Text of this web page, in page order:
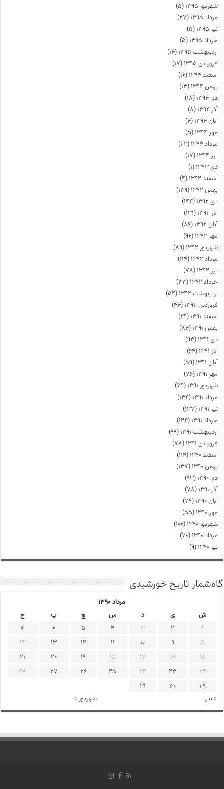
شهریور ۱۳۹۵
(۵)
مرداد ۱۳۹۵
(۲۷)
تیر ۱۳۹۵
(۵)
خرداد ۱۳۹۵
(۵)
اردیبهشت ۱۳۹۵
(۱۴)
فروردین ۱۳۹۵
(۱۷)
اسفند ۱۳۹۴
(۱۶)
بهمن ۱۳۹۴
(۱۳)
دی ۱۳۹۴
(۱۸)
آذر ۱۳۹۴
(۸)
آبان ۱۳۹۴
(۴)
مهر ۱۳۹۴
(۵)
مرداد ۱۳۹۴
(۲۲)
تیر ۱۳۹۴
(۱۷)
دی ۱۳۹۳
(۱)
اسفند ۱۳۹۲
(۴)
بهمن ۱۳۹۲
(۱۳۹)
دی ۱۳۹۲
(۱۴۴)
آذر ۱۳۹۲
(۱۳۱)
آبان ۱۳۹۲
(۸۶)
مهر ۱۳۹۲
(۹۶)
شهریور ۱۳۹۲
(۸۹)
مرداد ۱۳۹۲
(۱۱۴)
تیر ۱۳۹۲
(۷۸)
خرداد ۱۳۹۲
(۳۳)
اردیبهشت ۱۳۹۲
(۵۴)
فروردین ۱۳۹۲
(۴۴)
اسفند ۱۳۹۱
(۴۹)
بهمن ۱۳۹۱
(۸۴)
دی ۱۳۹۱
(۹۳)
آذر ۱۳۹۱
(۶۴)
آبان ۱۳۹۱
(۵۹)
مهر ۱۳۹۱
(۷۶)
شهریور ۱۳۹۱
(۷۹)
مرداد ۱۳۹۱
(۱۳۴)
تیر ۱۳۹۱
(۱۳۷)
خرداد ۱۳۹۱
(۱۲۴)
اردیبهشت ۱۳۹۱
(۹۹)
فروردین ۱۳۹۱
(۷۸)
اسفند ۱۳۹۰
(۱۱۴)
بهمن ۱۳۹۰
(۱۳۷)
دی ۱۳۹۰
(۹۳)
آذر ۱۳۹۰
(۷۸)
آبان ۱۳۹۰
(۷۹)
مهر ۱۳۹۰
(۵۵)
شهریور ۱۳۹۰
(۱۰۶)
مرداد ۱۳۹۰
(۷۰)
تیر ۱۳۹۰
(۹)
گاه‌شمار تاریخ خورشیدی
مرداد ۱۳۹۰
ش
ی د س چ پ ج
« تیر شهریور »
1
2
3
4
5
6
7
8
9
10
11
12
13
14
15
16
17
18
19
20
21
22
23
24
25
26
27
28
29
30
31